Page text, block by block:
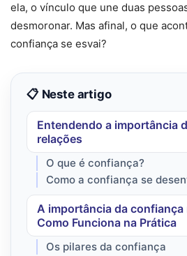
ela, o vínculo que une duas
desmoronar. Mas afinal, o que
confiança se esvai?
📋 Neste artigo
Entendendo a importância
relações
O que é confiança?
Como a confiança se
A importância da confiança
Como Funciona na Prática
Os pilares da confiança